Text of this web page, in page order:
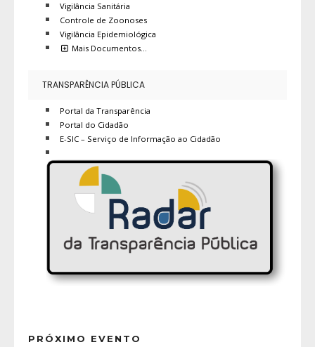
Vigilância Sanitária
Controle de Zoonoses
Vigilância Epidemiológica
Mais Documentos…
TRANSPARÊNCIA PÚBLICA
Portal da Transparência
Portal do Cidadão
E-SIC – Serviço de Informação ao Cidadão
PRÓXIMO EVENTO